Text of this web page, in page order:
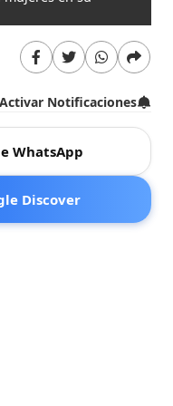
Activar Notificaciones
WhatsApp
Discover